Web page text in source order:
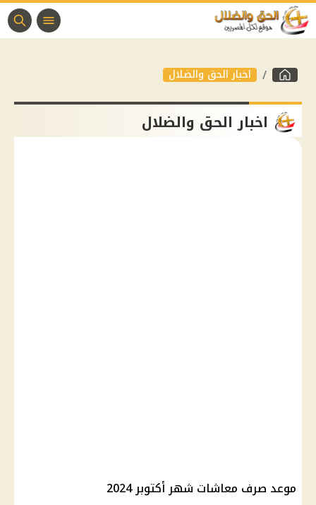
اخبار الحق والضلال
اخبار الحق والضلال
موعد صرف معاشات شهر أكتوبر 2024